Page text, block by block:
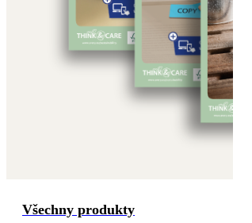
Všechny produkty